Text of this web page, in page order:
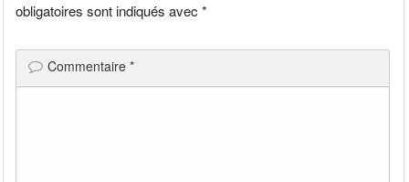
obligatoires sont indiqués avec*
Commentaire*